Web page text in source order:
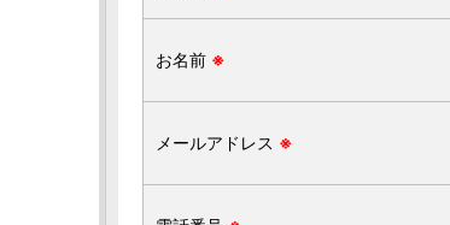
お名前 ※
メールアドレス ※